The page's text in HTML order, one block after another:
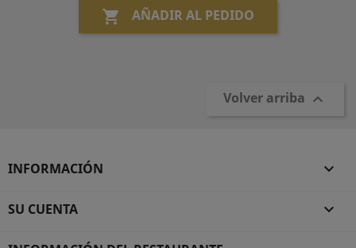
 AÑADIR AL PEDIDO
Volver arriba 
INFORMACIÓN 
SU CUENTA 